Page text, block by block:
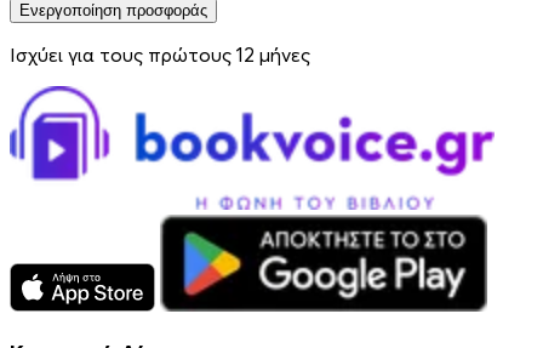
Ενεργοποίηση προσφοράς
Ισχύει για τους πρώτους 12 μήνες